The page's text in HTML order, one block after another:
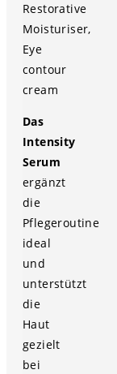
Restorative
Moisturiser,
Eye
contour
cream
Das
Intensity
Serum
ergänzt
die
Pflegeroutine
ideal
und
unterstützt
die
Haut
gezielt
bei